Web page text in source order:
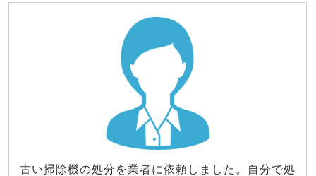
古い掃除機の処分を業者に依頼しました。自分で処